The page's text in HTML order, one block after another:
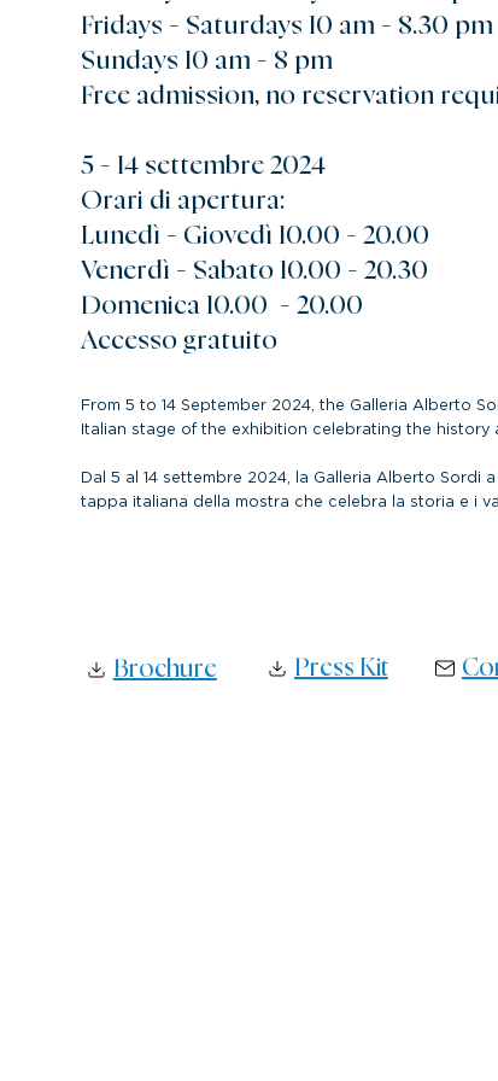
Fridays - Saturdays 10 am - 8.30 pm
Sundays 10 am - 8 pm
Free admission, no reservation
5 - 14 settembre 2024
Orari di apertura:
Lunedì - Giovedì 10.00 - 20.00
Venerdì - Sabato 10.00 - 20.30
Domenica 10.00 - 20.00
Accesso gratuito
From 5 to 14 September 2024, the Galleria Alberto
Italian stage of the exhibition celebrating the history
Dal 5 al 14 settembre 2024, la Galleria Alberto Sordi
tappa italiana della mostra che celebra la storia e i
Press Kit
Brochure